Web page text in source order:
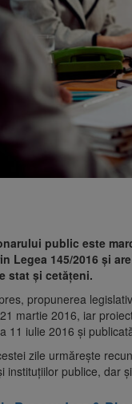
public este
Legea 145/2016 și
stat și cetățeni.
propunerea
martie 2016, iar
11 iulie 2016 și
zile urmărește
instituțiilor publice, dar